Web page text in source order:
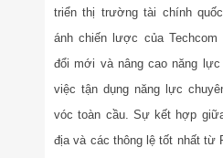
triển thị trường tài chính
ánh chiến lược của
đổi mới và nâng cao năng
việc tận dụng năng lực
vóc toàn cầu. Sự kết hợp
địa và các thông lệ tốt nhất từ